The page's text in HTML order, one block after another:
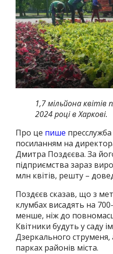
1,7 мільйона
2024 році в Харкові.
Про це пише
посиланням на
Дмитра Поздєєва.За
підприємства зараз
млн квітів, решту –
Поздєєв сказав, що з
клумбах висадять на
менше, ніж до
Квітники будуть у саду
Дзеркального
парках районів міста.